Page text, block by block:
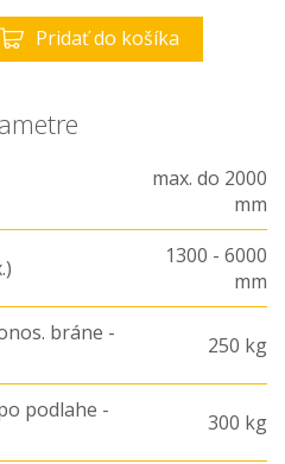
Pridať do košíka
max. do 2000
mm
1300 - 6000
mm
bráne -
250 kg
podlahe -
300 kg